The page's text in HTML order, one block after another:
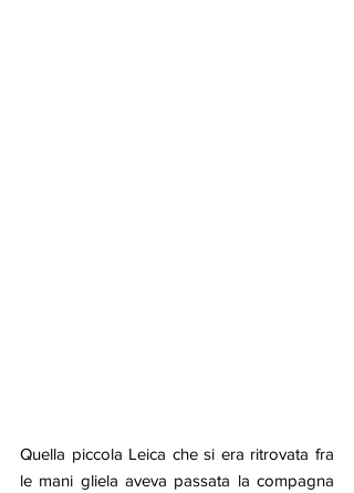
Quella piccola Leica che si era ritrovata fra
le mani gliela aveva passata la compagna